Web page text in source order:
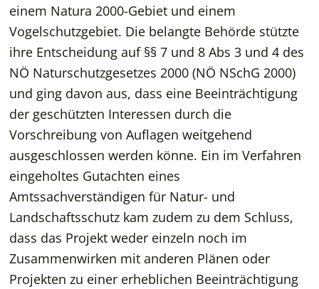
einem Natura 2000-Gebiet und einem
Vogelschutzgebiet. Die belangte Behörde stützte
ihre Entscheidung auf §§ 7 und 8 Abs 3 und 4 des
NÖ Naturschutzgesetzes 2000 (NÖ NSchG 2000)
und ging davon aus, dass eine Beeinträchtigung
der geschützten Interessen durch die
Vorschreibung von Auflagen weitgehend
ausgeschlossen werden könne. Ein im Verfahren
eingeholtes Gutachten eines
Amtssachverständigen für Natur- und
Landschaftsschutz kam zudem zu dem Schluss,
dass das Projekt weder einzeln noch im
Zusammenwirken mit anderen Plänen oder
Projekten zu einer erheblichen Beeinträchtigung